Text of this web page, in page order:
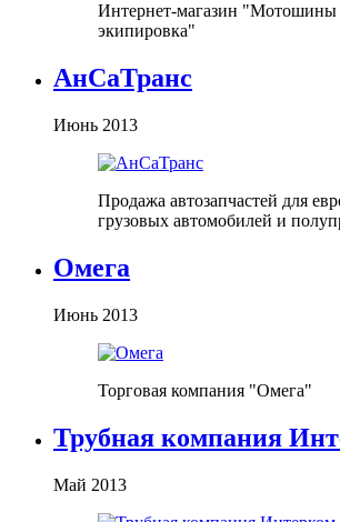
Интернет-магазин "Мотошины
экипировка"
АнСаТранс
Июнь 2013
Продажа автозапчастей для
грузовых автомобилей и
Омега
Июнь 2013
Торговая компания "Омега"
Трубная компания
Май 2013